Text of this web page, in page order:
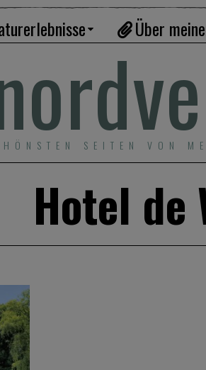
Über
SEITEN VON
Hotel de